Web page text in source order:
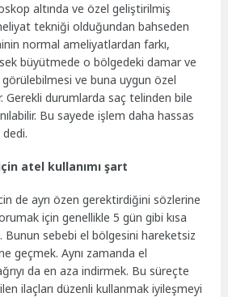
altında ve özel geliştirilmiş
tekniği olduğundan bahseden
normal ameliyatlardan farkı,
büyütmede o bölgedeki damar ve
ve buna uygun özel
Gerekli durumlarda saç telinden bile
Bu sayede işlem daha hassas
atel kullanımı şart
de ayrı özen gerektirdiğini sözlerine
için genellikle 5 gün gibi kısa
Bunun sebebi el bölgesini hareketsiz
geçmek. Aynı zamanda el
da en aza indirmek. Bu süreçte
ilaçları düzenli kullanmak iyileşmeyi